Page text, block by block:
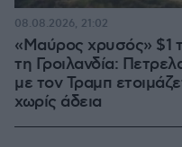
«Μαύρος χρυσός» $1
τη Γροιλανδία:
με τον Τραμπ
χωρίς άδεια
08.08.2026, 21:02